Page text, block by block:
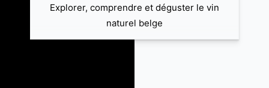
Explorer, comprendre et déguster le vin
naturel belge